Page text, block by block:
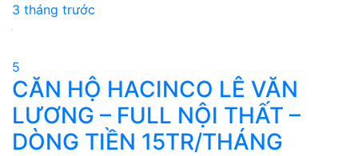
3 tháng trước
5
CĂN HỘ HACINCO LÊ VĂN
LƯƠNG – FULL NỘI THẤT –
DÒNG TIỀN 15TR/THÁNG